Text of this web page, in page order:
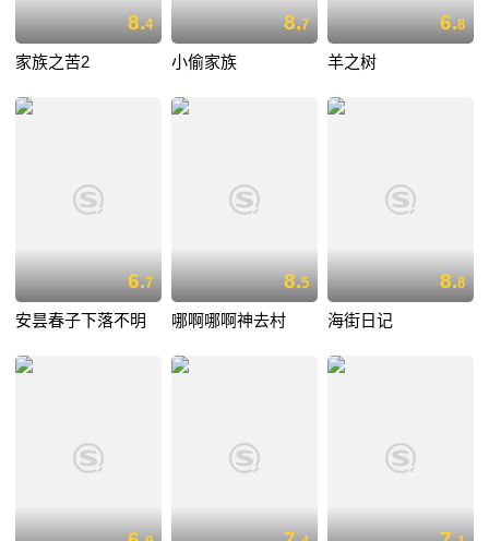
8.4
家族之苦2
8.7
小偷家族
6.8
羊之树
6.7
安昙春子下落不明
8.5
哪啊哪啊神去村
8.8
海街日记